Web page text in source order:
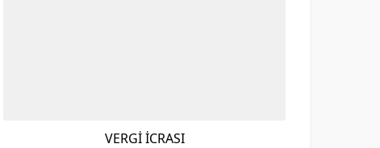
VERGİ İCRASI